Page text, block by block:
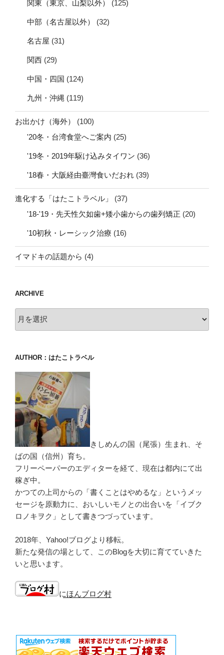
関東（東京、山梨以外） (125)
中部（名古屋以外） (32)
名古屋 (31)
関西 (29)
中国・四国 (124)
九州・沖縄 (119)
お出かけ（海外）
(100)
'20冬・台湾食堂へご案内 (25)
'19冬・2019年駆け込みタイワン (36)
'18春・大阪経由臺灣食いだおれ (39)
進化する「はたこトラベル」
(37)
'18-'19・先天性欠如歯+矮小歯からの歯列矯正 (20)
'10初秋・レーシック治療 (16)
イマドキの話題から (4)
ARCHIVE
AUTHOR：はたこトラベル
きしめんの国（尾張）生まれ、そ
ばの国（信州）育ち。
フリーペーパーのエディターを経て、現在は都内にて出
稼ぎ中。
かつての上司からの「書くことはやめるな」というメッ
セージを原動力に、おいしいモノとの出合いを「イブク
ロノキヲク」として書きつづっています。
2018年、Yahoo!ブログより移転。
新たな発信の場として、このBlogを大切に育てていきた
いと思います。
にほんブログ村